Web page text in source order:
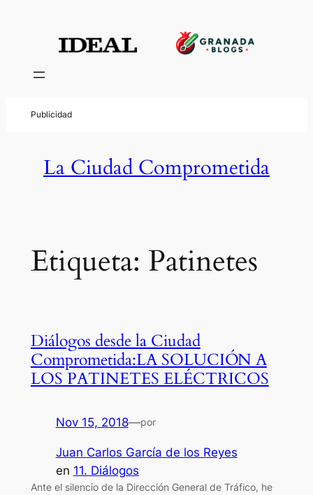
contenido
La Ciudad Comprometida
Etiqueta: Patinetes
Diálogos desde la Ciudad
Comprometida:LA SOLUCIÓN A
LOS PATINETES ELÉCTRICOS
Nov 15, 2018—por
Juan Carlos García de los Reyes
en 11. Diálogos
Ante el silencio de la Dirección General de Tráfico, he